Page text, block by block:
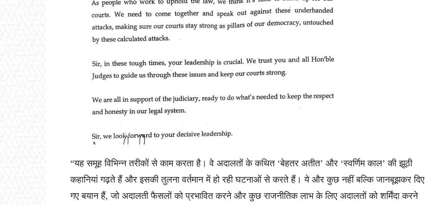
“यह समूह विभिन्न तरीकों से काम करता है। वे अदालतों के कथित ‘बेहतर अतीत’ और ‘स्वर्णिम काल’ की झूठी
कहानियां गढ़ते हैं और इसकी तुलना वर्तमान में हो रही घटनाओं से करते हैं। ये और कुछ नहीं बल्कि जानबूझकर दिए
गए बयान हैं, जो अदालती फैसलों को प्रभावित करने और कुछ राजनीतिक लाभ के लिए अदालतों को शर्मिंदा करने